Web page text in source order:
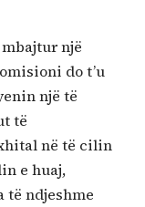
një
do t’u
një të
të
në të cilin
e huaj,
të ndjeshme